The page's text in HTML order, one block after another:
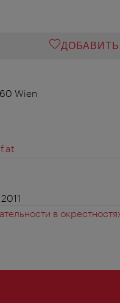
Wien
в